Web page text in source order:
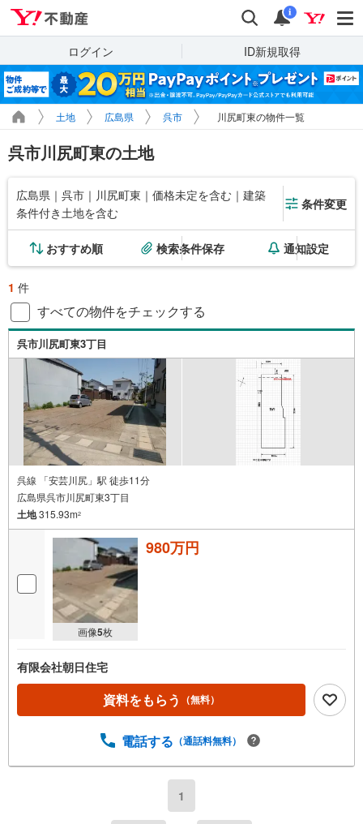
検索 通知
i
ログイン ID新規取得
土地 広島県 呉市 川尻町東の物件一覧
呉市川尻町東の土地
広島県｜呉市｜川尻町東｜価格未定を含む｜建築
条件付き土地を含む
条件変更
おすすめ順 検索条件保存 通知設定
1 件
すべての物件をチェックする
呉市川尻町東3丁目
呉線 「安芸川尻」駅 徒歩11分
広島県呉市川尻町東3丁目
土地315.93m2
画像5枚
980万円
有限会社朝日住宅
資料をもらう （無料）
電話する （通話料無料）
1